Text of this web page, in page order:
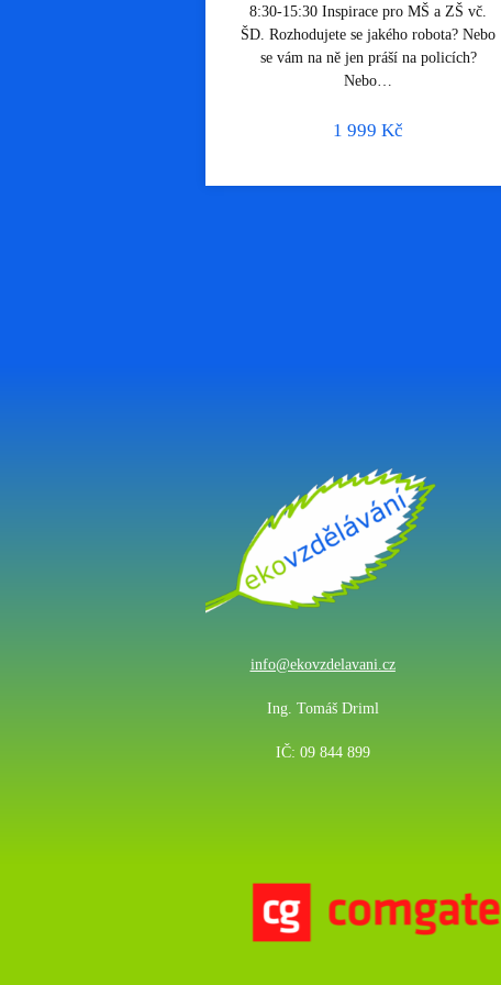
8:30-15:30 Inspirace pro MŠ a ZŠ vč.
ŠD. Rozhodujete se jakého robota? Nebo
se vám na ně jen práší na policích?
Nebo…
1 999 Kč
info@ekovzdelavani.cz
Ing. Tomáš Driml
IČ: 09 844 899